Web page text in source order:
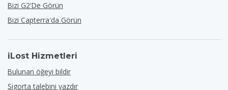
Bizi G2'de Görün
Bizi Capterra'da Görün
iLost Hizmetleri
Bulunan öğeyi bildir
Sigorta talebini yazdır